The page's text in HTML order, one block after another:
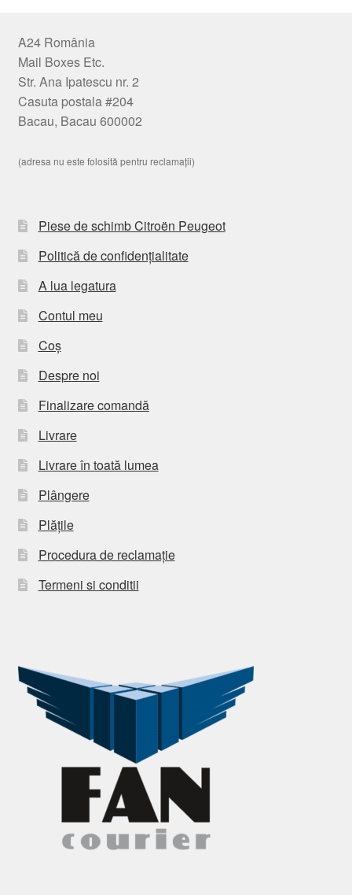
A24 România
Mail Boxes Etc.
Str. Ana Ipatescu nr. 2
Casuta postala #204
Bacau, Bacau 600002
(adresa nu este folosită pentru reclamații)
Piese de schimb Citroën Peugeot
Politică de confidențialitate
A lua legatura
Contul meu
Coș
Despre noi
Finalizare comandă
Livrare
Livrare în toată lumea
Plângere
Plățile
Procedura de reclamație
Termeni si conditii